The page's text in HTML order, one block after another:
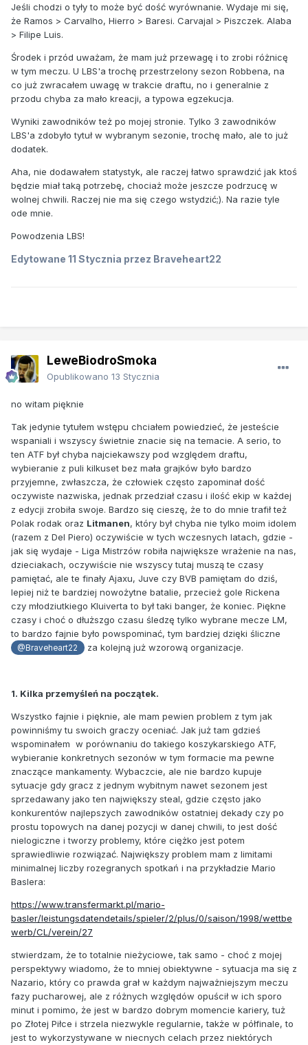
Jeśli chodzi o tyły to może być dość wyrównanie. Wydaje mi się,
że Ramos > Carvalho, Hierro > Baresi. Carvajal > Piszczek. Alaba
> Filipe Luis.
Środek i przód uważam, że mam już przewagę i to zrobi różnicę
w tym meczu. U LBS'a trochę przestrzelony sezon Robbena, na
co już zwracałem uwagę w trakcie draftu, no i generalnie z
przodu chyba za mało kreacji, a typowa egzekucja.
Wyniki zawodników też po mojej stronie. Tylko 3 zawodników
LBS'a zdobyło tytuł w wybranym sezonie, trochę mało, ale to już
dodatek.
Aha, nie dodawałem statystyk, ale raczej łatwo sprawdzić jak ktoś
będzie miał taką potrzebę, chociaż może jeszcze podrzucę w
wolnej chwili. Raczej nie ma się czego wstydzić;). Na razie tyle
ode mnie.
Powodzenia LBS!
Edytowane 11 Stycznia przez Braveheart22
LeweBiodroSmoka
Opublikowano 13 Stycznia
no witam pięknie
Tak jedynie tytułem wstępu chciałem powiedzieć, że jesteście
wspaniali i wszyscy świetnie znacie się na temacie. A serio, to
ten ATF był chyba najciekawszy pod względem draftu,
wybieranie z puli kilkuset bez mała grajków było bardzo
przyjemne, zwłaszcza, że człowiek często zapominał dość
oczywiste nazwiska, jednak przedział czasu i ilość ekip w każdej
z edycji zrobiła swoje. Bardzo się cieszę, że to do mnie trafił też
Polak rodak oraz Litmanen, który był chyba nie tylko moim idolem
(razem z Del Piero) oczywiście w tych wczesnych latach, gdzie -
jak się wydaje - Liga Mistrzów robiła największe wrażenie na nas,
dzieciakach, oczywiście nie wszyscy tutaj muszą te czasy
pamiętać, ale te finały Ajaxu, Juve czy BVB pamiętam do dziś,
lepiej niż te bardziej nowożytne batalie, przecież gole Rickena
czy młodziutkiego Kluiverta to był taki banger, że koniec. Piękne
czasy i choć o dłuższgo czasu śledzę tylko wybrane mecze LM,
to bardzo fajnie było powspominać, tym bardziej dzięki śliczne
@Braveheart22 za kolejną już wzorową organizacje.
1. Kilka przemyśleń na początek.
Wszystko fajnie i pięknie, ale mam pewien problem z tym jak
powinniśmy tu swoich graczy oceniać. Jak już tam gdzieś
wspominałem w porównaniu do takiego koszykarskiego ATF,
wybieranie konkretnych sezonów w tym formacie ma pewne
znaczące mankamenty. Wybaczcie, ale nie bardzo kupuje
sytuacje gdy gracz z jednym wybitnym nawet sezonem jest
sprzedawany jako ten największy steal, gdzie często jako
konkurentów najlepszych zawodników ostatniej dekady czy po
prostu topowych na danej pozycji w danej chwili, to jest dość
nielogiczne i tworzy problemy, które ciężko jest potem
sprawiedliwie rozwiązać. Największy problem mam z limitami
minimalnej liczby rozegranych spotkań i na przykładzie Mario
Baslera:
https://www.transfermarkt.pl/mario-
basler/leistungsdatendetails/spieler/2/plus/0/saison/1998/wettbe
werb/CL/verein/27
stwierdzam, że to totalnie nieżyciowe, tak samo - choć z mojej
perspektywy wiadomo, że to mniej obiektywne - sytuacja ma się z
Nazario, który co prawda grał w każdym najważniejszym meczu
fazy pucharowej, ale z różnych względów opuścił w ich sporo
minut i pomimo, że jest w bardzo dobrym momencie kariery, tuż
po Złotej Piłce i strzela niezwykle regularnie, także w półfinale, to
jest to wykorzystywane w niecnych celach przez niektórych